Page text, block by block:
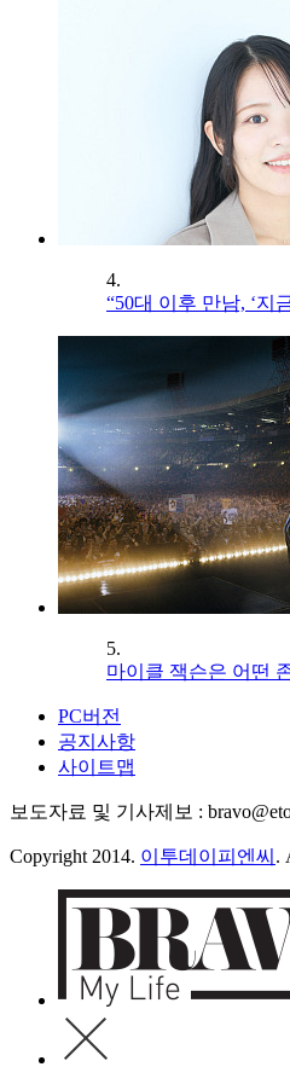
4.
“50대 이후 만남, ‘지
5.
마이클 잭슨은 어떤
PC버전
공지사항
사이트맵
보도자료 및 기사제보 :
Copyright 2014. 이투데이피엔씨 .